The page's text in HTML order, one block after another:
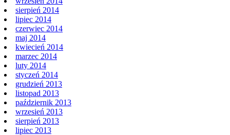
sierpień 2014
lipiec 2014
czerwiec 2014
maj 2014
kwiecień 2014
marzec 2014
luty 2014
styczeń 2014
grudzień 2013
listopad 2013
październik 2013
wrzesień 2013
sierpień 2013
lipiec 2013